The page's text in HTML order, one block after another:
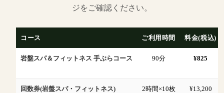
ジをご確認ください。
コース ご利用時間 料金(税込)
岩盤スパ＆フィットネス 手ぶらコース 90分 ¥825
回数券(岩盤スパ・フィットネス) 2時間×10枚 ¥13,200